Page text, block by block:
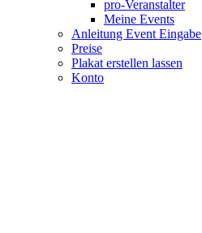
pro-Veranstalter
Meine Events
Anleitung Event Eingabe
Preise
Plakat erstellen lassen
Konto